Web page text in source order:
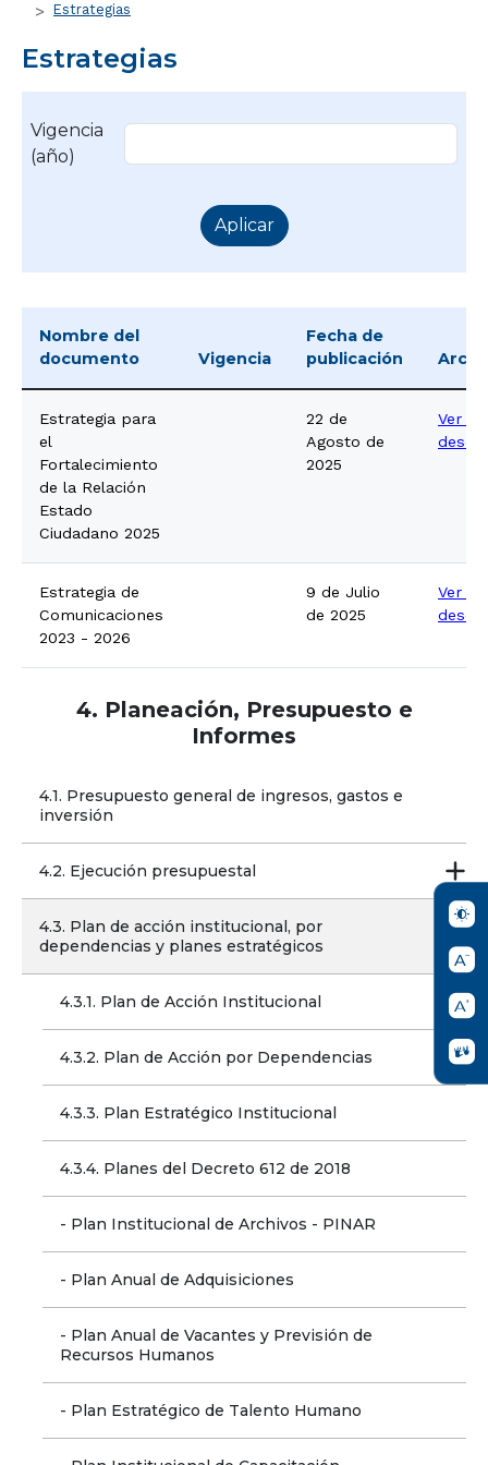
Estrategias
4. Planeación, Presupuesto e
Informes
4.1. Presupuesto general de ingresos, gastos e
inversión
4.2. Ejecución presupuestal
4.3. Plan de acción institucional, por
dependencias y planes estratégicos
4.3.1. Plan de Acción Institucional
4.3.2. Plan de Acción por Dependencias
4.3.3. Plan Estratégico Institucional
4.3.4. Planes del Decreto 612 de 2018
- Plan Institucional de Archivos - PINAR
- Plan Anual de Adquisiciones
- Plan Anual de Vacantes y Previsión de
Recursos Humanos
- Plan Estratégico de Talento Humano
Estrategias
Vigencia
(año)
Nombre del
documento
Vigencia
Fecha de
publicación
Estrategia para
el
Fortalecimiento
de la Relación
Estado
Ciudadano 2025
22 de
Agosto de
2025
Ver o
Estrategia de
Comunicaciones
2023 - 2026
9 de Julio
de 2025
Ver o